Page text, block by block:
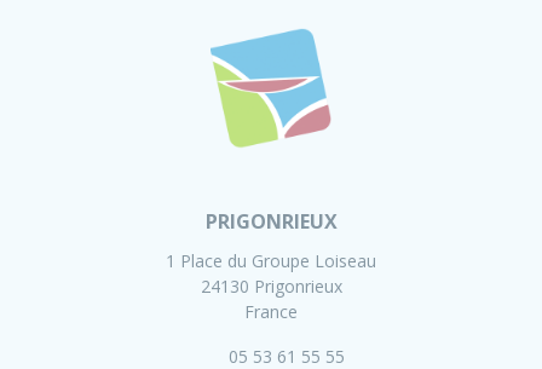
PRIGONRIEUX
1 Place du Groupe Loiseau
24130 Prigonrieux
France
05 53 61 55 55